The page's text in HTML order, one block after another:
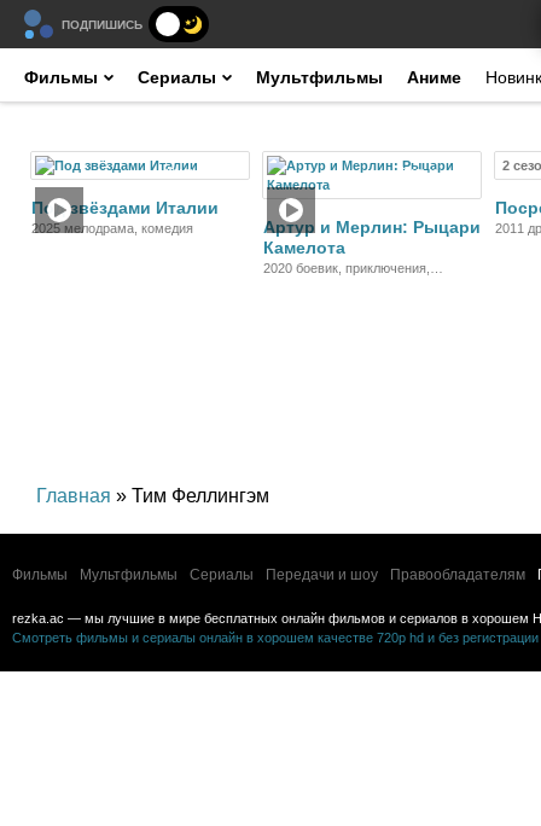
ПОДПИШИСЬ
Фильмы Сериалы Мультфильмы Аниме
Фильм
Под звёздами Италии
2025 мелодрама, комедия
Фильм
Артур и Мерлин: Рыцари
Камелота
2020 боевик, приключения,
2
2011
Главная » Тим Феллингэм
Фильмы Мультфильмы Сериалы Передачи и шоу Правообладателям
rezka.ac — мы лучшие в мире бесплатных онлайн фильмов и сериалов в хорошем
Смотреть фильмы и сериалы онлайн в хорошем качестве 720p hd и без